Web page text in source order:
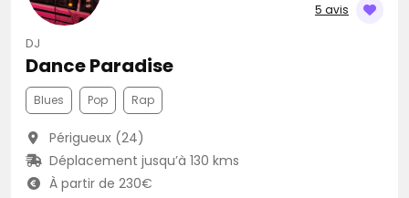
5 avis
DJ
Dance Paradise
Blues Pop Rap
Périgueux (24)
Déplacement jusqu’à 130 kms
À partir de 230€